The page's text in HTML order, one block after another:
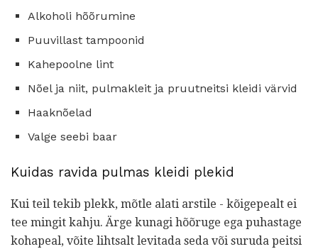
Alkoholi hõõrumine
Puuvillast tampoonid
Kahepoolne lint
Nõel ja niit, pulmakleit ja pruutneitsi kleidi värvid
Haaknõelad
Valge seebi baar
Kuidas ravida pulmas kleidi plekid
Kui teil tekib plekk, mõtle alati arstile - kõigepealt ei
tee mingit kahju. Ärge kunagi hõõruge ega puhastage
kohapeal, võite lihtsalt levitada seda või suruda peitsi